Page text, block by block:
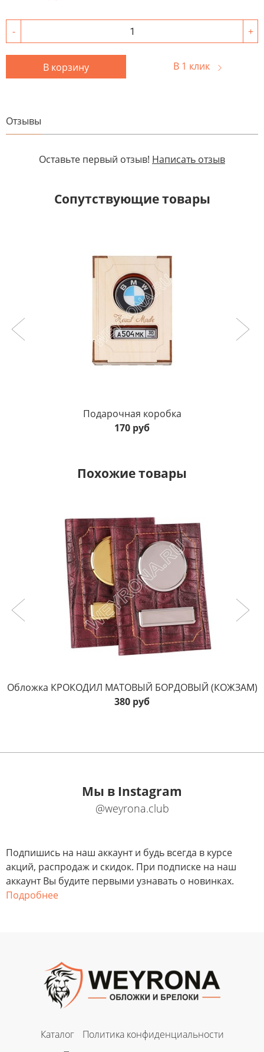
- +
В корзину В 1 клик
Отзывы
Оставьте первый отзыв! Написать отзыв
Сопутствующие товары
Подарочная коробка
170 руб
Похожие товары
Обложка КРОКОДИЛ МАТОВЫЙ БОРДОВЫЙ (КОЖЗАМ)
380 руб
Мы в Instagram
@weyrona.club
Подпишись на наш аккаунт и будь всегда в курсе
акций, распродаж и скидок. При подписке на наш
аккаунт Вы будите первыми узнавать о новинках.
Подробнее
Каталог
Политика конфиденциальности